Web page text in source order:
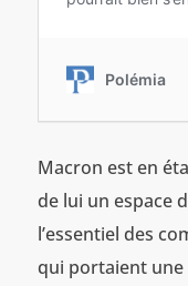
Macron est en
de lui un espace
l’essentiel des
qui portaient une